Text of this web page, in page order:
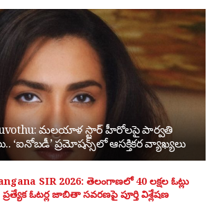
మలయాళ స్టార్ హీరోలపై పార్వతి
‘ఐనోబడీ’ ప్రమోషన్స్‌లో ఆసక్తికర వ్యాఖ్యలు
SIR 2026: తెలంగాణలో 40 లక్షల ఓట్లు
ఓటర్ల జాబితా సవరణపై పూర్తి విశ్లేషణ